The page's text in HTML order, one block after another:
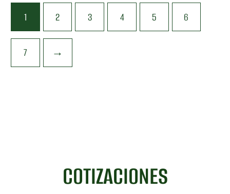
1 2 3 4 5 6
7 →
COTIZACIONES